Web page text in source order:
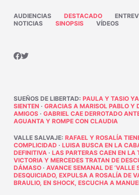
AUDIENCIAS DESTACADO
NOTICIAS
SINOPSIS VÍDEOS
SUEÑOS DE LIBERTAD: PAULA Y TASIO
SIENTEN · GRACIAS A MARISOL PABLO Y
AMIGOS· GABRIEL CAE DERROTADO
AGUANTA Y ROMPE CON CLAUDIA
VALLE SALVAJE: RAFAEL Y ROSALÍA
COMPLICIDAD · LUISA BUSCA EN LA
DEFINITIVA· LAS PARTERAS CAEN EN LA
VICTORIA Y MERCEDES TRATAN DE
DÁMASO· AVANCE SEMANAL DE ‘VALLE
DESQUICIADO, EXPULSA A ROSALÍA DE
BRAULIO, EN SHOCK, ESCUCHA A